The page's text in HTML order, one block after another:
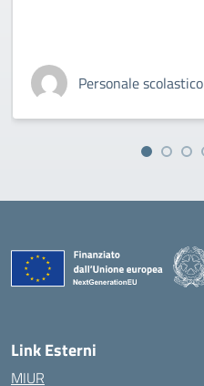
Personale scolastico
Link Esterni
MIUR